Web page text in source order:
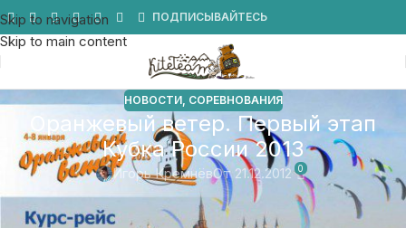
Skip to navigation
Skip to main content
ПОДПИСЫВАЙТЕСЬ
НОВОСТИ, СОРЕВНОВАНИЯ
Оранжевый ветер. Первый этап
Кубка России 2013
Игорь КремнёвОт 21.12.2012 0